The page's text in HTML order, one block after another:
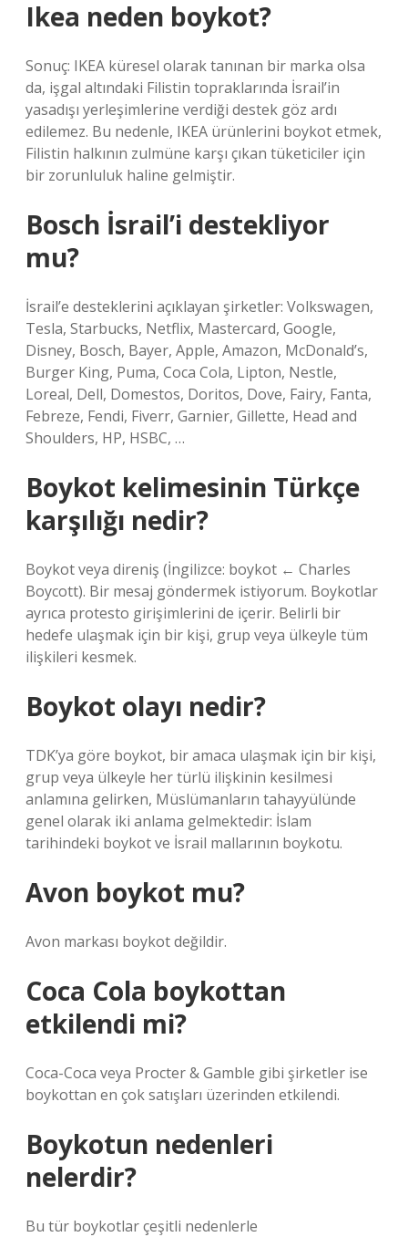
Ikea neden boykot?
Sonuç: IKEA küresel olarak tanınan bir marka olsa
da, işgal altındaki Filistin topraklarında İsrail’in
yasadışı yerleşimlerine verdiği destek göz ardı
edilemez. Bu nedenle, IKEA ürünlerini boykot etmek,
Filistin halkının zulmüne karşı çıkan tüketiciler için
bir zorunluluk haline gelmiştir.
Bosch İsrail’i destekliyor
mu?
İsrail’e desteklerini açıklayan şirketler: Volkswagen,
Tesla, Starbucks, Netflix, Mastercard, Google,
Disney, Bosch, Bayer, Apple, Amazon, McDonald’s,
Burger King, Puma, Coca Cola, Lipton, Nestle,
Loreal, Dell, Domestos, Doritos, Dove, Fairy, Fanta,
Febreze, Fendi, Fiverr, Garnier, Gillette, Head and
Shoulders, HP, HSBC, …
Boykot kelimesinin Türkçe
karşılığı nedir?
Boykot veya direniş (İngilizce: boykot ← Charles
Boycott). Bir mesaj göndermek istiyorum. Boykotlar
ayrıca protesto girişimlerini de içerir. Belirli bir
hedefe ulaşmak için bir kişi, grup veya ülkeyle tüm
ilişkileri kesmek.
Boykot olayı nedir?
TDK’ya göre boykot, bir amaca ulaşmak için bir kişi,
grup veya ülkeyle her türlü ilişkinin kesilmesi
anlamına gelirken, Müslümanların tahayyülünde
genel olarak iki anlama gelmektedir: İslam
tarihindeki boykot ve İsrail mallarının boykotu.
Avon boykot mu?
Avon markası boykot değildir.
Coca Cola boykottan
etkilendi mi?
Coca-Coca veya Procter & Gamble gibi şirketler ise
boykottan en çok satışları üzerinden etkilendi.
Boykotun nedenleri
nelerdir?
Bu tür boykotlar çeşitli nedenlerle